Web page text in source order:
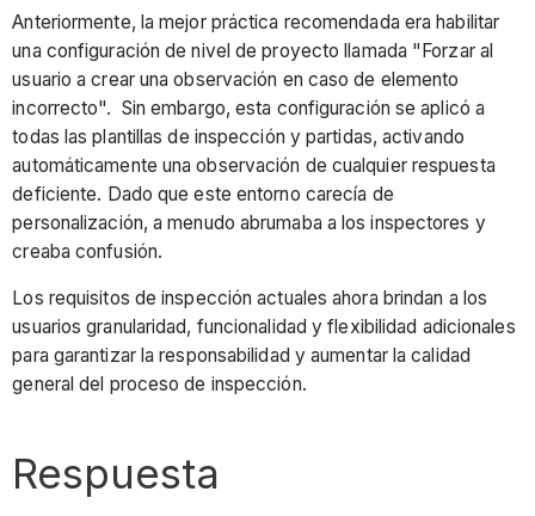
"Forzar
al
usuario
a
crear
una
observación
sobre
el
del
elemento"
a
nivel
antes
de
Anteriormente, la mejor práctica recomendada era habilitar
una configuración de nivel de proyecto llamada "Forzar al
usuario a crear una observación en caso de elemento
incorrecto". Sin embargo, esta configuración se aplicó a
todas las plantillas de inspección y partidas, activando
automáticamente una observación de cualquier respuesta
deficiente. Dado que este entorno carecía de
personalización, a menudo abrumaba a los inspectores y
creaba confusión.
Los requisitos de inspección actuales ahora brindan a los
usuarios granularidad, funcionalidad y flexibilidad adicionales
para garantizar la responsabilidad y aumentar la calidad
general del proceso de inspección.
Respuesta